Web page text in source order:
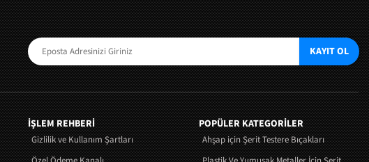
KAYIT OL
İŞLEM REHBERİ
Gizlilik ve Kullanım Şartları
POPÜLER KATEGORİLER
Ahşap için Şerit Testere Bıçakları